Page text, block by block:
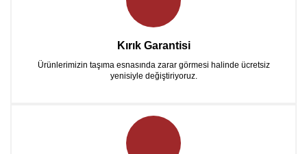
Kırık Garantisi
Ürünlerimizin taşıma esnasında zarar görmesi halinde ücretsiz
yenisiyle değiştiriyoruz.